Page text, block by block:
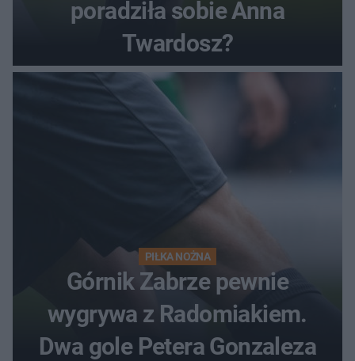
poradziła sobie Anna
Twardosz?
PIŁKA NOŻNA
Górnik Zabrze pewnie
wygrywa z Radomiakiem.
Dwa gole Petera Gonzaleza